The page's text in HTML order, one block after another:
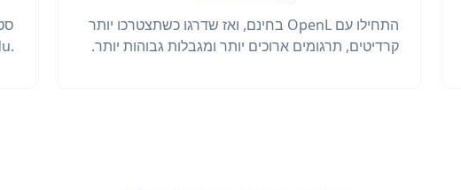
התחילו עם OpenL בחינם, ואז שדרגו כשתצטרכו יותר
קרדיטים, תרגומים ארוכים יותר ומגבלות גבוהות יותר.
.edu, עם בקשת הנחה אחת בכל שנה.